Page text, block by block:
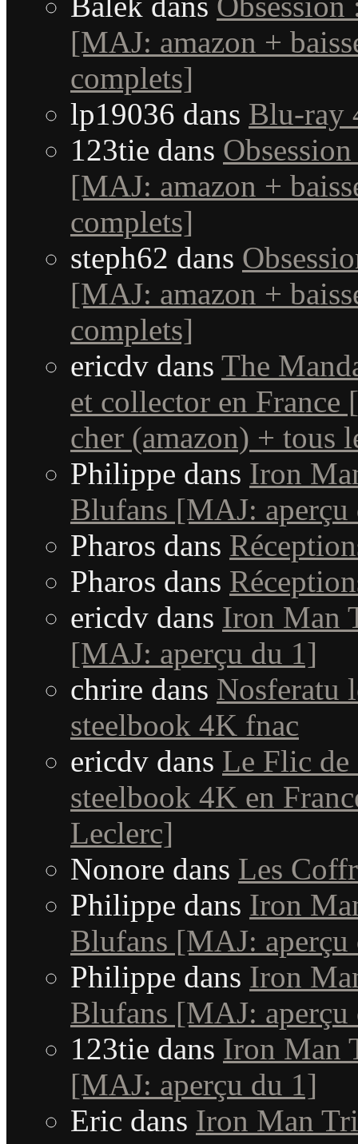
[MAJ: amazon +
complets]
lp19036 dans Blu-ray
123tie dans
[MAJ: amazon +
complets]
steph62 dans
[MAJ: amazon +
complets]
ericdv dans The
et collector en
cher (amazon) + tous
Philippe dans Iron
Blufans [MAJ: aperçu
Pharos dans
Pharos dans
ericdv dans Iron Man
[MAJ: aperçu du 1]
chrire dans Nosferatu
steelbook 4K fnac
ericdv dans Le Flic
steelbook 4K en
Leclerc]
Nonore dans Les
Philippe dans Iron
Blufans [MAJ: aperçu
Philippe dans Iron
Blufans [MAJ: aperçu
123tie dans Iron Man
[MAJ: aperçu du 1]
Eric dans Iron Man